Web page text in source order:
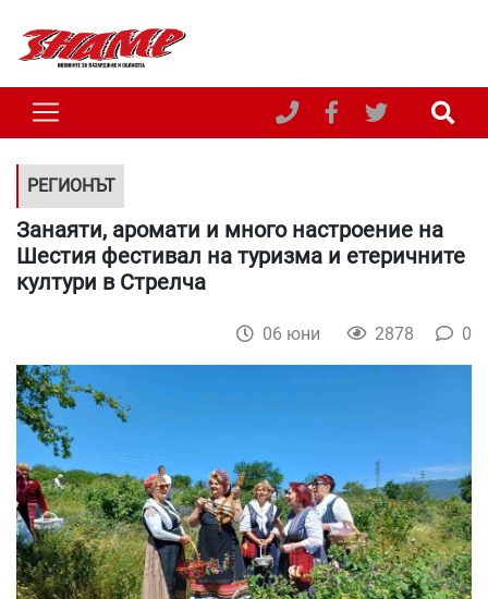
РЕГИОНЪТ
Занаяти, аромати и много настроение на
Шестия фестивал на туризма и етеричните
култури в Стрелча
06 юни 2878 0